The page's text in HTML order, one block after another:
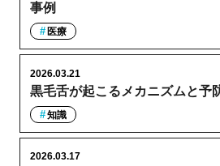
事例
医療
黒毛舌が起こるメカニズムと予
2026.03.21
知識
2026.03.17